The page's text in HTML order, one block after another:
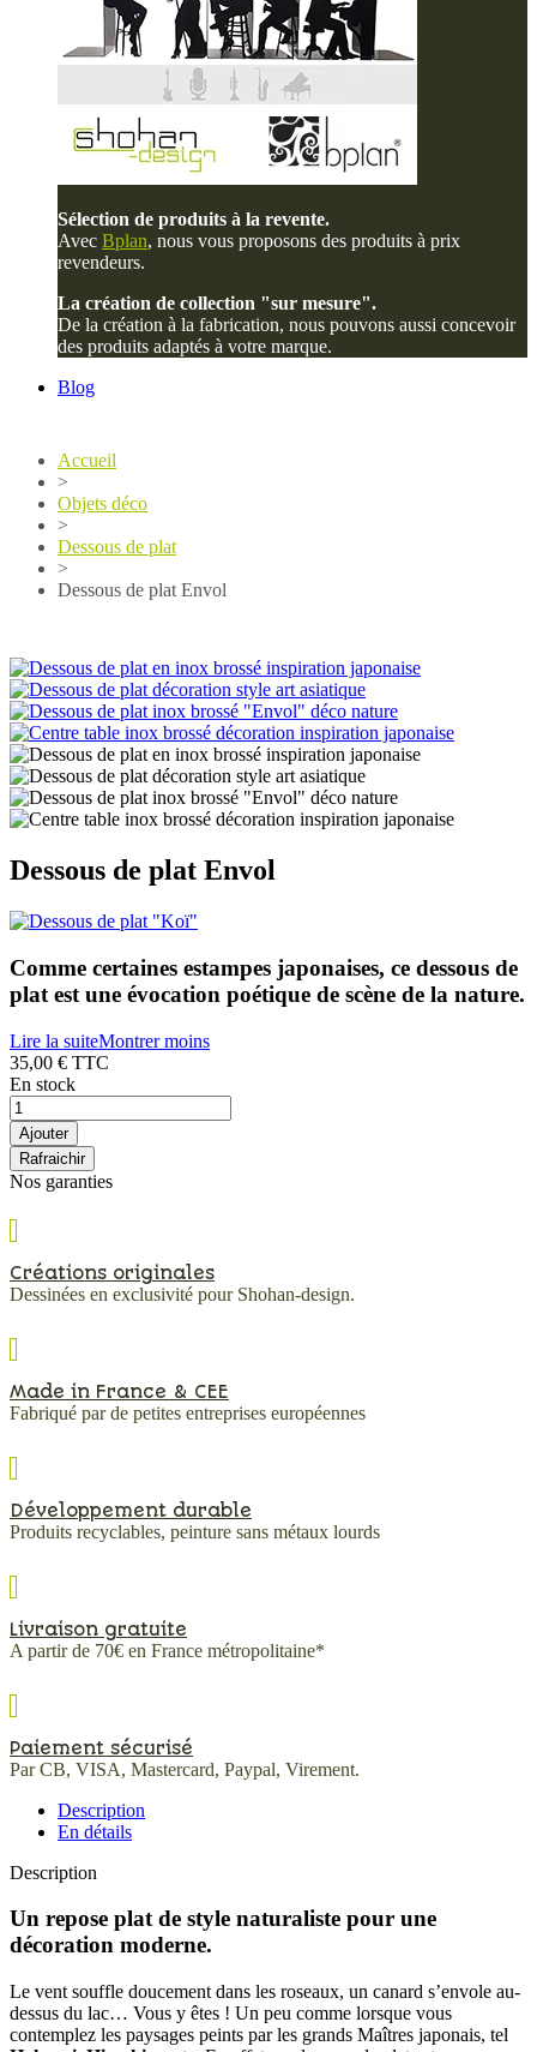
Sélection de produits à la revente.
Avec Bplan, nous vous proposons des produits à prix
revendeurs.
La création de collection "sur mesure".
De la création à la fabrication, nous pouvons aussi concevoir
des produits adaptés à votre marque.
Blog
Accueil
>
Objets déco
>
Dessous de plat
>
Dessous de plat Envol
Dessous de plat Envol
Comme certaines estampes japonaises, ce dessous de
plat est une évocation poétique de scène de la nature.
Lire la suiteMontrer moins
35,00 € TTC
En stock
Ajouter
Nos garanties
Créations originales
Dessinées en exclusivité pour Shohan-design.
Made in France & CEE
Fabriqué par de petites entreprises européennes
Développement durable
Produits recyclables, peinture sans métaux lourds
Livraison gratuite
A partir de 70€ en France métropolitaine*
Paiement sécurisé
Par CB, VISA, Mastercard, Paypal, Virement.
Description
En détails
Description
Un repose plat de style naturaliste pour une
décoration moderne.
Le vent souffle doucement dans les roseaux, un canard s’envole au-
dessus du lac… Vous y êtes ! Un peu comme lorsque vous
contemplez les paysages peints par les grands Maîtres japonais, tel